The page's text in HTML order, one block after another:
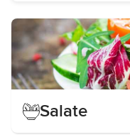
Salate